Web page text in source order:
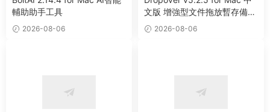
輔助助手工具
2026-08-06
文版 增強型文件拖放暫存備用
整理工具
2026-08-06